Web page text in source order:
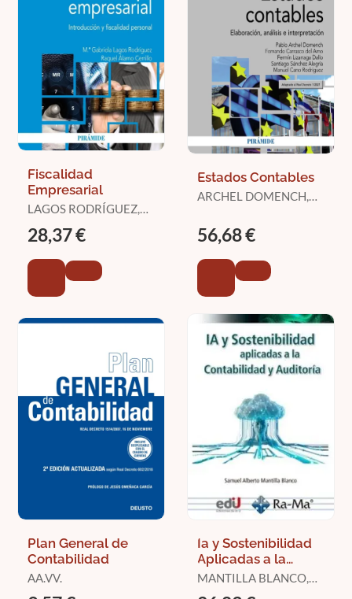
Fiscalidad
Empresarial
LAGOS RODRÍGUEZ,
CERRILLO, RAQUEL
28,37 €
Estados Contables
ARCHEL DOMENCH,
DEL AMO, FERNANDO
/ LIZARRAGA DALLO,
FERMÍN / SÁNCHEZ
ALEGRÍA, SANTIAGO /
CANO RODRÍGUEZ,
MANUEL
56,68 €
Plan General de
Contabilidad
AA.VV.
Ia y Sostenibilidad
Aplicadas a la
Contabilidad y la
MANTILLA BLANCO,